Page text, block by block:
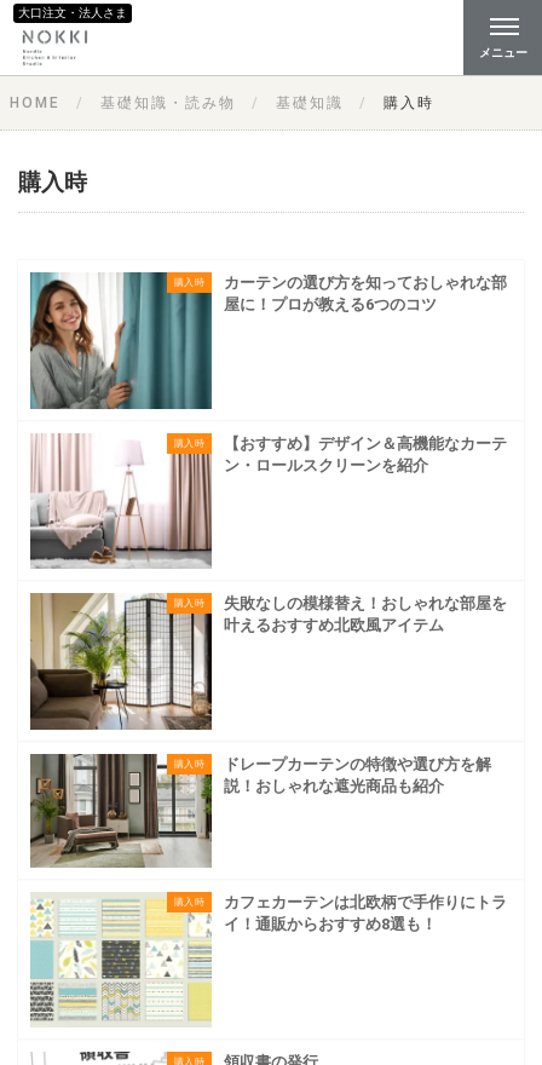
大口注文・法人さま
メニュー
HOME 基礎知識・読み物 基礎知識 購入時
購入時
購入時
カーテンの選び方を知っておしゃれな部
屋に！プロが教える6つのコツ
購入時
【おすすめ】デザイン＆高機能なカーテ
ン・ロールスクリーンを紹介
購入時
失敗なしの模様替え！おしゃれな部屋を
叶えるおすすめ北欧風アイテム
購入時
ドレープカーテンの特徴や選び方を解
説！おしゃれな遮光商品も紹介
購入時
カフェカーテンは北欧柄で手作りにトラ
イ！通販からおすすめ8選も！
購入時